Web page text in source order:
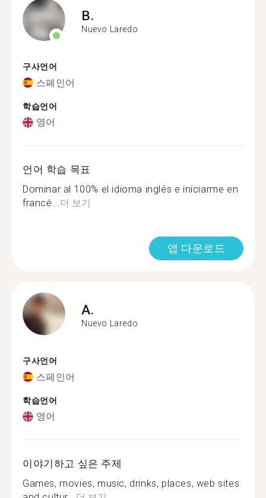
B.
Nuevo Laredo
구사언어
스페인어
학습언어
영어
언어 학습 목표
Dominar al 100% el idioma inglés e iniciarme en
francé...더 보기
앱 다운로드
A.
Nuevo Laredo
구사언어
스페인어
학습언어
영어
이야기하고 싶은 주제
Games, movies, music, drinks, places, web sites